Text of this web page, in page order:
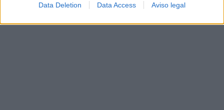
Data Deletion Data Access Aviso legal